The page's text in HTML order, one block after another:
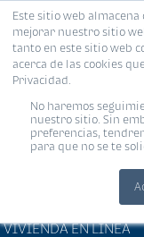
Este sitio web almacena
mejorar nuestro sitio
tanto en este sitio web
acerca de las cookies
Privacidad.
No haremos
nuestro sitio. Sin
preferencias,
para que no se te
VIVIENDA EN LÍNEA